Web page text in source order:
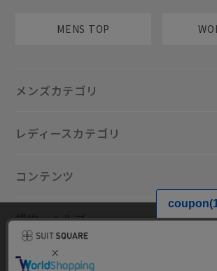
MENS TOP
メンズカテゴリ
レディースカテゴリ
コンテンツ
規約・ヘルプ
当サイトでは利用体験の向上およびコンテンツの
ックの分析を目的としてCookieを使用しています